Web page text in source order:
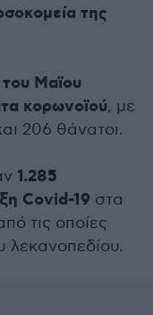
της
Μαϊου
κορωνοϊού, με
206 θάνατοι.
1.285
Covid-19 στα
τις οποίες
λεκανοπεδίου.